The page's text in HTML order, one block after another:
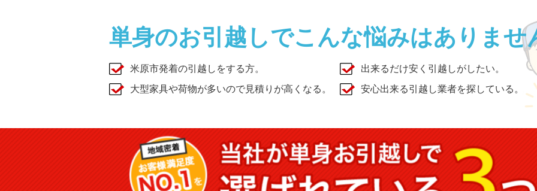
単身のお引越しでこんな悩みはありませ
米原市発着の引越しをする方。
出来るだけ安く引越しがしたい。
大型家具や荷物が多いので見積りが高くなる。
安心出来る引越し業者を探している。